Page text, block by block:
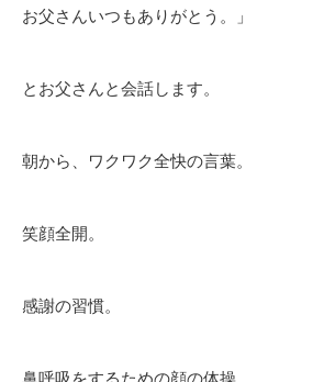
お父さんいつもありがとう。」
とお父さんと会話します。
朝から、ワクワク全快の言葉。
笑顔全開。
感謝の習慣。
鼻呼吸をするための顔の体操。